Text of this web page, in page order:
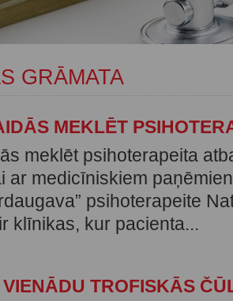
GRĀMATA
MEKLĒT
meklēt psihoterapeita
ar medicīniskiem
psihoterapeite
klīnikas, kur pacienta...
TROFISKĀS